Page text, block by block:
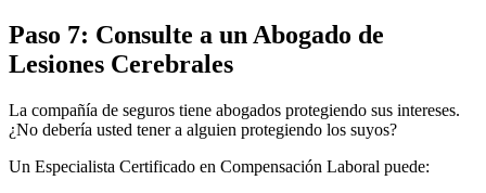
Paso 7: Consulte a un Abogado de
Lesiones Cerebrales
La compañía de seguros tiene abogados protegiendo sus intereses.
¿No debería usted tener a alguien protegiendo los suyos?
Un Especialista Certificado en Compensación Laboral puede: